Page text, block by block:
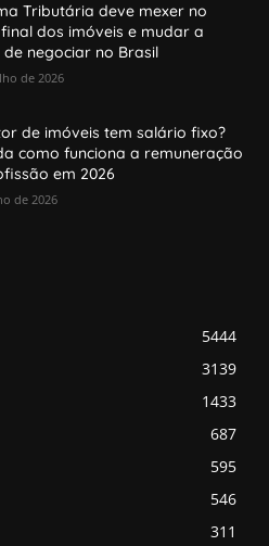
Tributária deve mexer no
dos imóveis e mudar a
negociar no Brasil
de 2026
de imóveis tem salário fixo?
como funciona a remuneração
em 2026
de 2026
5444
3139
1433
687
595
546
311